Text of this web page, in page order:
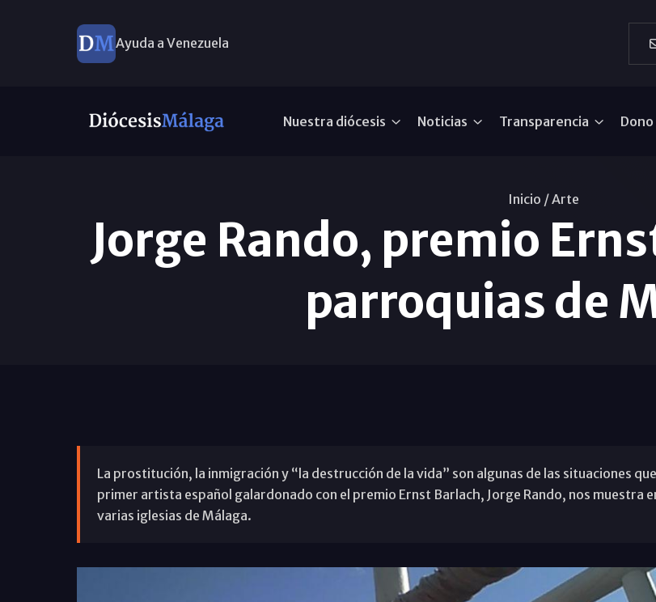
Ayuda a Venezuela
Nuestra diócesis Noticias Transparencia
Inicio /Arte
Jorge Rando, premio
parroquias de
La prostitución, la inmigración y “la destrucción de la vida” son algunas de las situaciones que
primer artista español galardonado con el premio Ernst Barlach, Jorge Rando, nos muestra
varias iglesias de Málaga.